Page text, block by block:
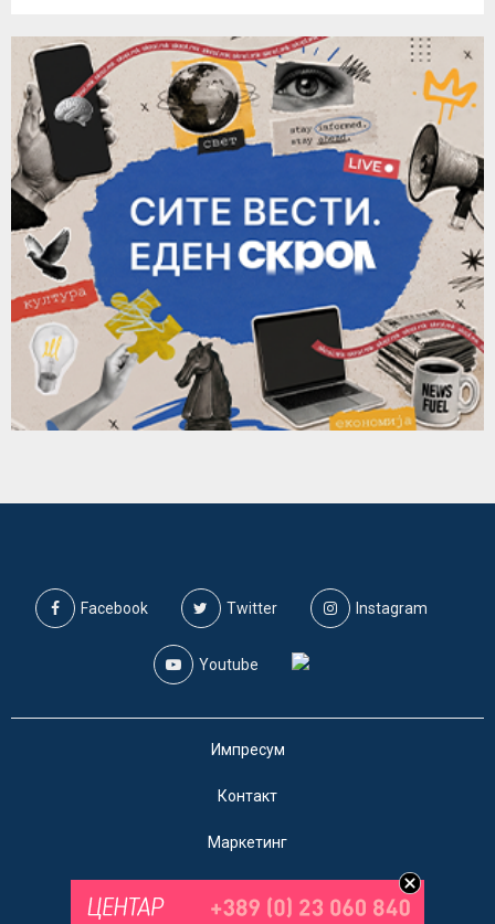
Facebook Twitter Instagram
Youtube
Импресум
Контакт
Маркетинг